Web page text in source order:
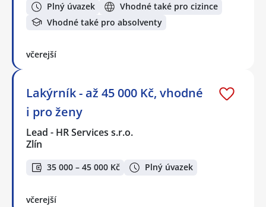
Plný úvazek
Vhodné také pro cizince
Vhodné také pro absolventy
včerejší
Lakýrník - až 45 000 Kč, vhodné
i pro ženy
Lead - HR Services s.r.o.
Zlín
35 000 – 45 000 Kč Plný úvazek
včerejší